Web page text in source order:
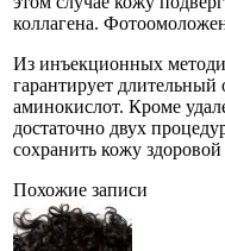
коллагена.
Из инъекционных
гарантирует
аминокислот. Кроме
достаточно двух
сохранить кожу
Похожие записи